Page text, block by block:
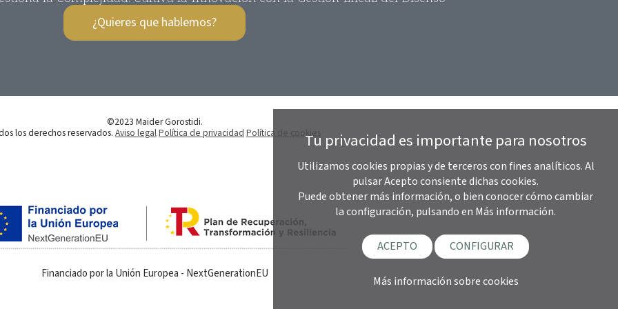
¿Quieres que hablemos?
©2023 Maider Gorostidi.
los derechos reservados. Aviso legalPolítica de privacidad Política de cookies
Financiado por la Unión Europea - NextGenerationEU
Tu privacidad es importante para nosotros
Utilizamos cookies propias y de terceros con fines analíticos. Al
pulsar Acepto consiente dichas cookies.
Puede obtener más información, o bien conocer cómo cambiar
la configuración, pulsando en Más información.
ACEPTO CONFIGURAR
Más información sobre cookies